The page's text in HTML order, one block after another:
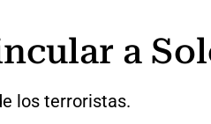
a
los terroristas.